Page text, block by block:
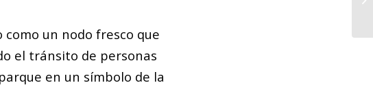
un nodo fresco que
el tránsito de personas
en un símbolo de la